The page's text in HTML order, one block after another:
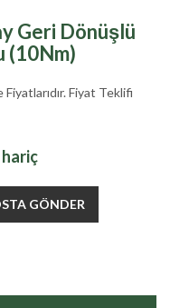
Geri Dönüşlü
(10Nm)
Fiyat Teklifi